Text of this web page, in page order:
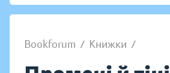
Bookforum / Книжки /